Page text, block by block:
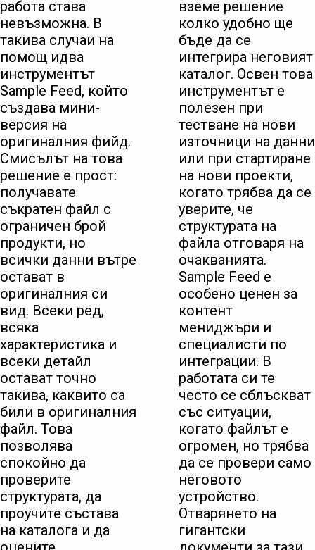
работа става
невъзможна. В
такива случаи на
помощ идва
инструментът
Sample Feed, който
създава мини-
версия на
оригиналния фийд.
Смисълът на това
решение е прост:
получавате
съкратен файл с
ограничен брой
продукти, но
всички данни вътре
остават в
оригиналния си
вид. Всеки ред,
всяка
характеристика и
всеки детайл
остават точно
такива, каквито са
били в оригиналния
файл. Това
позволява
спокойно да
проверите
структурата, да
проучите състава
на каталога и да
вземе решение
колко удобно ще
бъде да се
интегрира неговият
каталог. Освен това
инструментът е
полезен при
тестване на нови
източници на данни
или при стартиране
на нови проекти,
когато трябва да се
уверите, че
структурата на
файла отговаря на
очакванията.
Sample Feed е
особено ценен за
контент
мениджъри и
специалисти по
интеграции. В
работата си те
често се сблъскват
със ситуации,
когато файлът е
огромен, но трябва
да се провери само
неговото
устройство.
Отварянето на
гигантски